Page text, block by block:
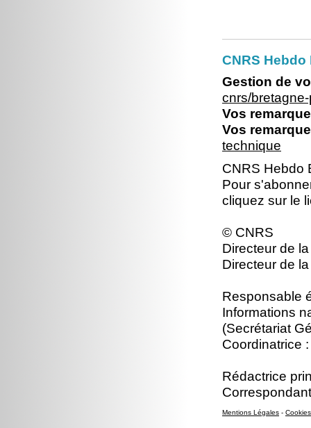
CNRS
Gestion de
cnrs/
Vos
Vos
technique
CNRS Hebdo
Pour
cliquez sur le
© CNRS
Directeur de
Directeur de
Responsable
Informations
(Secrétariat
Coordinatrice
Rédactrice
Mentions Légales - Cookies